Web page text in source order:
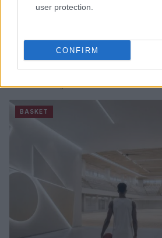
user protection.
CONFIRM
Europeo Under 18 femminile:
l’Ungheria in rimonta e vola ai
Ilaria Mauri · 6 Ago 2026
BASKET